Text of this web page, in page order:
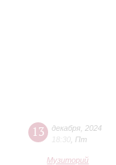
13 декабря 2024
18:30 Пт
Музиторий